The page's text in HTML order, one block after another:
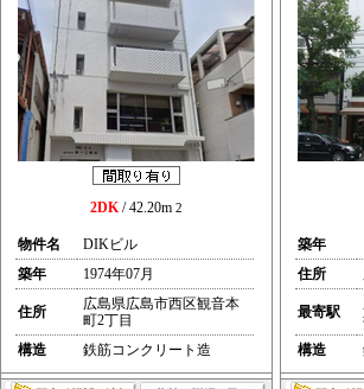
2DK/ 42.20m 2
物件名
DIKビル
築年
1974年07月
住所
広島県広島市西区観音本
町2丁目
構造
鉄筋コンクリート造
築年
住所
最寄駅
構造